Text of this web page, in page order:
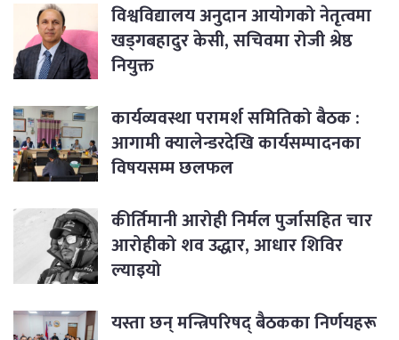
विश्वविद्यालय अनुदान आयोगको नेतृत्वमा
खड्गबहादुर केसी, सचिवमा रोजी श्रेष्ठ
नियुक्त
कार्यव्यवस्था परामर्श समितिको बैठक :
आगामी क्यालेन्डरदेखि कार्यसम्पादनका
विषयसम्म छलफल
कीर्तिमानी आरोही निर्मल पुर्जासहित चार
आरोहीको शव उद्धार, आधार शिविर
ल्याइयो
यस्ता छन् मन्त्रिपरिषद् बैठकका निर्णयहरू